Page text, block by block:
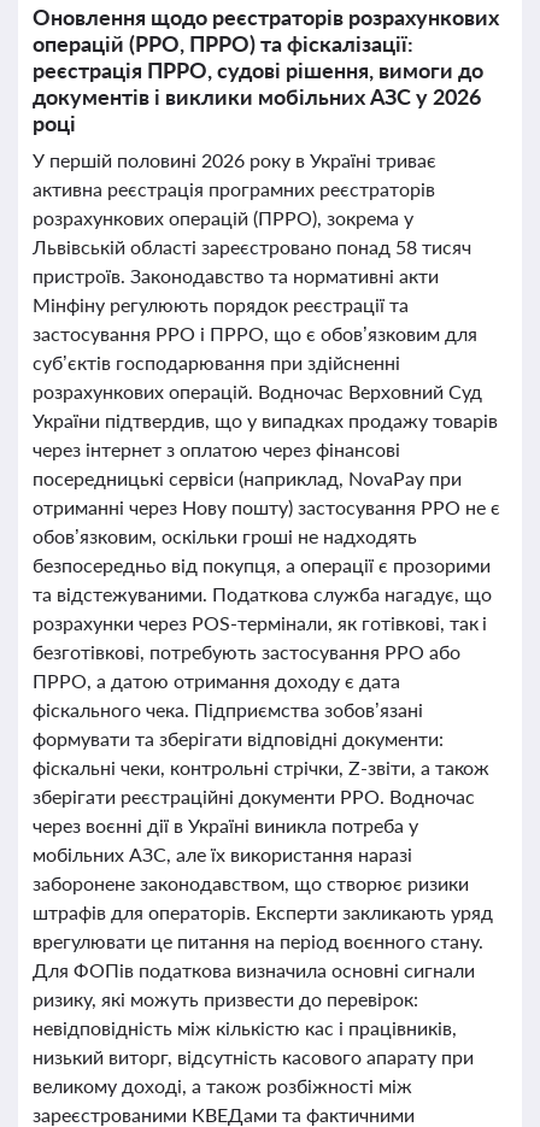
Оновлення щодо реєстраторів розрахункових
операцій (РРО, ПРРО) та фіскалізації:
реєстрація ПРРО, судові рішення, вимоги до
документів і виклики мобільних АЗС у 2026
році
У першій половині 2026 року в Україні триває
активна реєстрація програмних реєстраторів
розрахункових операцій (ПРРО), зокрема у
Львівській області зареєстровано понад 58 тисяч
пристроїв. Законодавство та нормативні акти
Мінфіну регулюють порядок реєстрації та
застосування РРО і ПРРО, що є обов’язковим для
суб’єктів господарювання при здійсненні
розрахункових операцій. Водночас Верховний Суд
України підтвердив, що у випадках продажу товарів
через інтернет з оплатою через фінансові
посередницькі сервіси (наприклад, NovaPay при
отриманні через Нову пошту) застосування РРО не є
обов’язковим, оскільки гроші не надходять
безпосередньо від покупця, а операції є прозорими
та відстежуваними. Податкова служба нагадує, що
розрахунки через POS-термінали, як готівкові, так і
безготівкові, потребують застосування РРО або
ПРРО, а датою отримання доходу є дата
фіскального чека. Підприємства зобов’язані
формувати та зберігати відповідні документи:
фіскальні чеки, контрольні стрічки, Z-звіти, а також
зберігати реєстраційні документи РРО. Водночас
через воєнні дії в Україні виникла потреба у
мобільних АЗС, але їх використання наразі
заборонене законодавством, що створює ризики
штрафів для операторів. Експерти закликають уряд
врегулювати це питання на період воєнного стану.
Для ФОПів податкова визначила основні сигнали
ризику, які можуть призвести до перевірок:
невідповідність між кількістю кас і працівників,
низький виторг, відсутність касового апарату при
великому доході, а також розбіжності між
зареєстрованими КВЕДами та фактичними